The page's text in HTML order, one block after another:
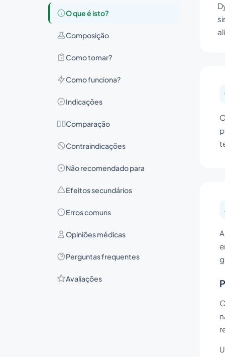
O que é isto?
Composição
Como tomar?
Como funciona?
Indicações
Comparação
Contraindicações
Não recomendado para
Efeitos secundários
Erros comuns
Opiniões médicas
Perguntas frequentes
Avaliações